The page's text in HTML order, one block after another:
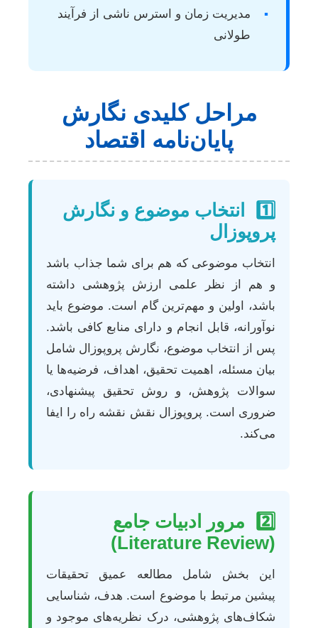
▪
مدیریت زمان و استرس ناشی از فرآیند
طولانی
مراحل کلیدی نگارش
پایان‌نامه اقتصاد
1️⃣
انتخاب موضوع و نگارش
پروپوزال
انتخاب موضوعی که هم برای شما جذاب باشد
و هم از نظر علمی ارزش پژوهشی داشته
باشد، اولین و مهم‌ترین گام است. موضوع باید
نوآورانه، قابل انجام و دارای منابع کافی باشد.
پس از انتخاب موضوع، نگارش پروپوزال شامل
بیان مسئله، اهمیت تحقیق، اهداف، فرضیه‌ها یا
سوالات پژوهش، و روش تحقیق پیشنهادی،
ضروری است. پروپوزال نقش نقشه راه را ایفا
می‌کند.
2️⃣
مرور ادبیات جامع
(Literature Review)
این بخش شامل مطالعه عمیق تحقیقات
پیشین مرتبط با موضوع است. هدف، شناسایی
شکاف‌های پژوهشی، درک نظریه‌های موجود و